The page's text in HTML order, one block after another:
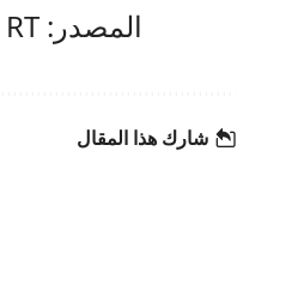
المصدر: RT
شارك هذا المقال